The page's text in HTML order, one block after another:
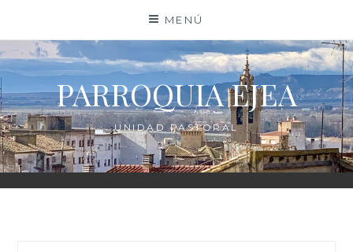
contenido
MENÚ
PARROQUIA EJEA
UNIDAD PASTORAL